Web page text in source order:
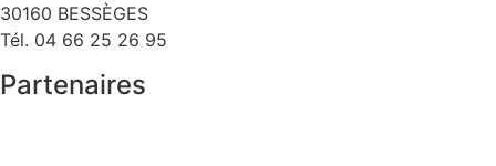
30160 BESSÈGES
Tél. 04 66 25 26 95
Partenaires